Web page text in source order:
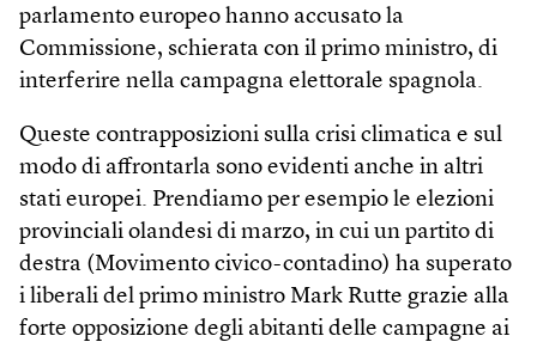
parlamento europeo hanno accusato la
Commissione, schierata con il primo ministro, di
interferire nella campagna elettorale spagnola.
Queste contrapposizioni sulla crisi climatica e sul
modo di affrontarla sono evidenti anche in altri
stati europei. Prendiamo per esempio le elezioni
provinciali olandesi di marzo, in cui un partito di
destra (Movimento civico-contadino) ha superato
i liberali del primo ministro Mark Rutte grazie alla
forte opposizione degli abitanti delle campagne ai